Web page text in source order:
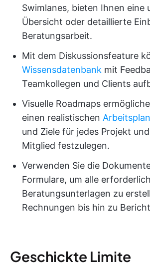
Swimlanes, bieten Ihnen eine
Übersicht oder detaillierte
Beratungsarbeit.
Mit dem Diskussionsfeature
Wissensdatenbank mit
Teamkollegen und Clients
Visuelle Roadmaps
einen realistischen Arbeitsplan
und Ziele für jedes Projekt
Mitglied festzulegen.
Verwenden Sie die
Formulare, um alle
Beratungsunterlagen zu
Rechnungen bis hin zu
Geschickte Limite